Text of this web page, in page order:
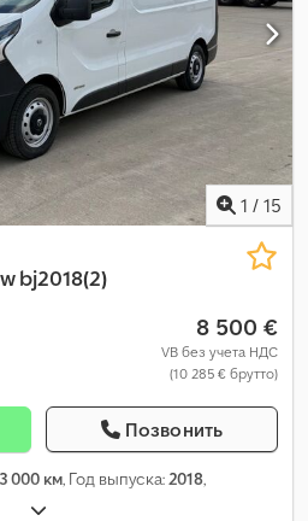
1 / 15
bj2018(2)
8 500 €
VB без учета НДС
(10 285 € брутто)
Позвонить
000 км, Год выпуска: 2018,